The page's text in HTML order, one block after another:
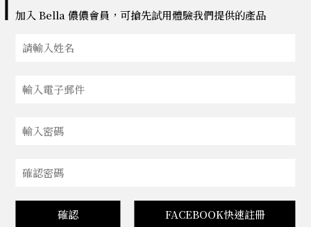
加入 Bella 儂儂會員，可搶先試用體驗我們提供的產品
確認 FACEBOOK快速註冊